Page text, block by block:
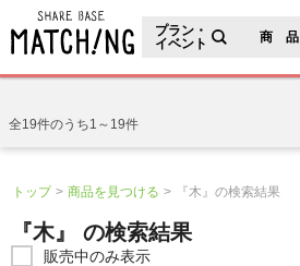
プラン・
イベント
商 品
全19件のうち1～19件
トップ 商品を見つける 『木』の検索結果
『木』 の検索結果
販売中のみ表示